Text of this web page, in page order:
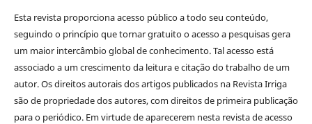
Esta revista proporciona acesso público a todo seu conteúdo,
seguindo o princípio que tornar gratuito o acesso a pesquisas gera
um maior intercâmbio global de conhecimento. Tal acesso está
associado a um crescimento da leitura e citação do trabalho de um
autor. Os direitos autorais dos artigos publicados na Revista Irriga
são de propriedade dos autores, com direitos de primeira publicação
para o periódico. Em virtude de aparecerem nesta revista de acesso